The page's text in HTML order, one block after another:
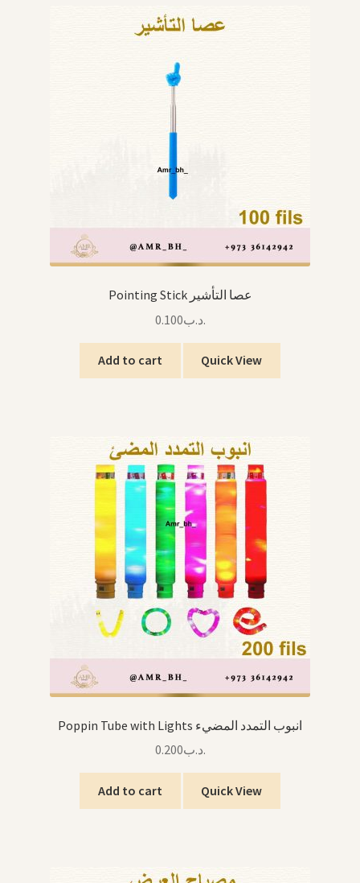
Pointing Stick عصا التأشير
.د.ب0.100
Add to cart Quick View
Poppin Tube with Lights انبوب التمدد المضيء
.د.ب0.200
Add to cart Quick View